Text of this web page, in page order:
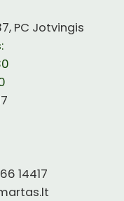
PC Jotvingis
14417